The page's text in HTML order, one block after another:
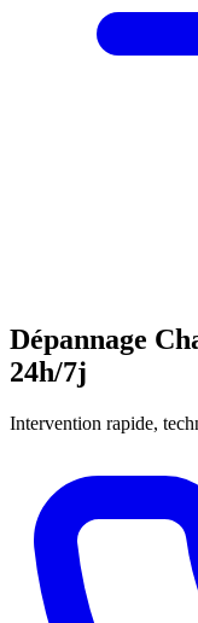
Dépannage
24h/7j
Intervention rapide,